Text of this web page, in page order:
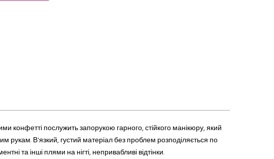
конфетті послужить запорукою гарного, стійкого манікюру, який
рукам. В'язкий, густий матеріал без проблем розподіляється по
та інші плями на нігті, непривабливі відтінки.